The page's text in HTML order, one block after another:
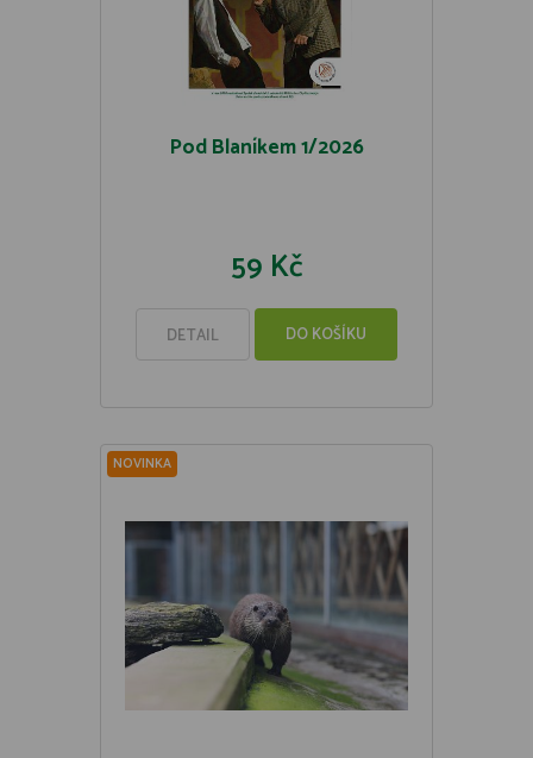
Pod Blaníkem 1/2026
59 Kč
DETAIL DO KOŠÍKU
NOVINKA